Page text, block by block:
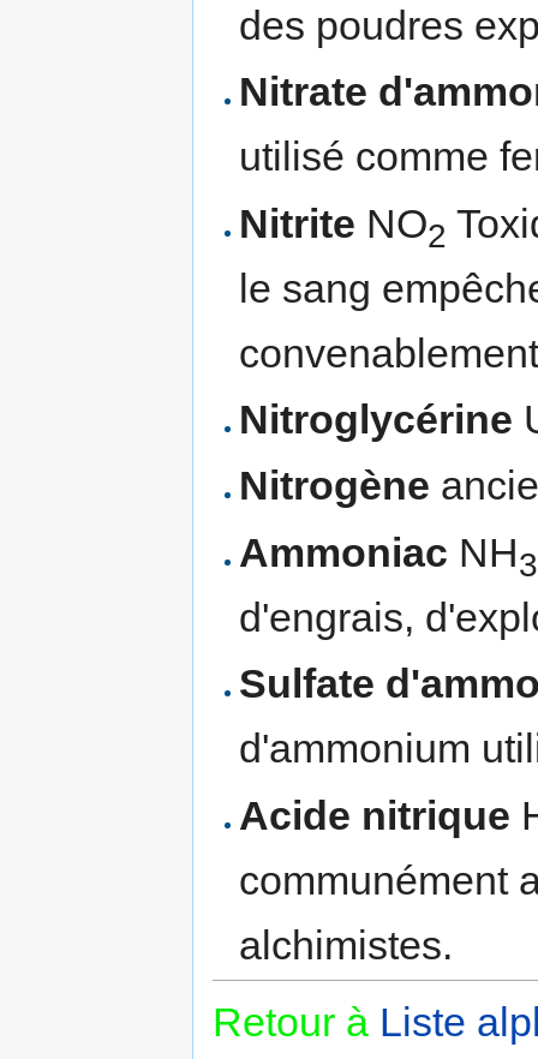
des poudres
Nitrate
utilisé comme
Nitrite NO2
le sang
Nitroglycérine
Nitrogène
Ammoniac NH3
d'engrais,
Sulfate
d'ammonium
Acide nitrique
communément
alchimistes.
Retour à Liste